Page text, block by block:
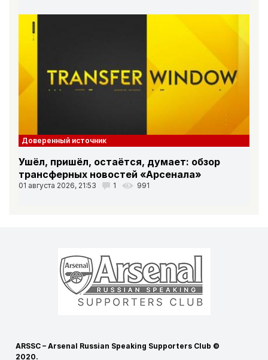
Доверенный источник
Ушёл, пришёл, остаётся, думает: обзор
трансферных новостей «Арсенала»
01 августа 2026, 21:53 1 991
ARSSC – Arsenal Russian Speaking Supporters Club ©
2020.